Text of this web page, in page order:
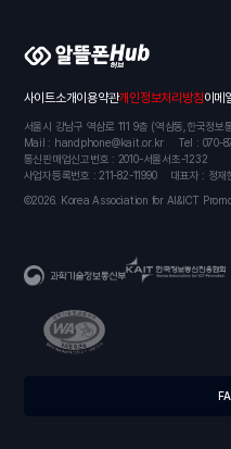
알뜰폰 허브
사이트소개이용약관개인정보처리방침이메
서울시 강남구 역삼로 111 9층 (역삼동,한국정보
Mail : handphone@kait.or.kr
Tel : 070-
통신판매업신고번호 : 2010-서울서초-1232
사업자등록번호 : 211-82-11990
대표자 : 정재
Ⓒ2026. Korea Association for AI&ICT
KAIT 한국정보통신진흥협회